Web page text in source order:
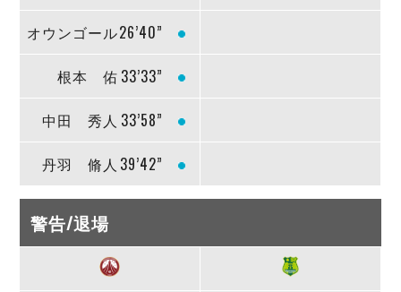
オウンゴール26’40”
根本 佑 33’33”
中田 秀人 33’58”
丹羽 脩人 39’42”
警告/退場